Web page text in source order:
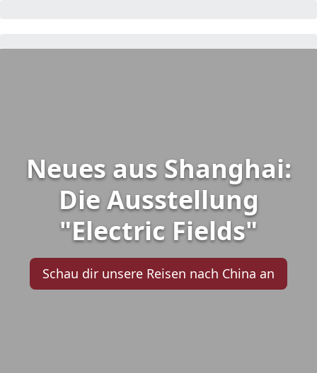
Neues aus Shanghai:
Die Ausstellung
"Electric Fields"
Schau dir unsere Reisen nach China an